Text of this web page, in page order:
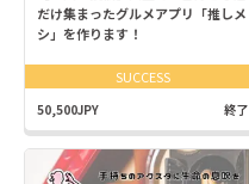
だけ集まったグルメアプリ「推しメ
シ」を作ります！
SUCCESS
50,500JPY 終了